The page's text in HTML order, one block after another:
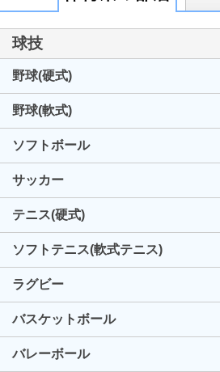
ブックマークした学校はありません
球技
野球(硬式)
野球(軟式)
ソフトボール
サッカー
テニス(硬式)
ソフトテニス(軟式テニス)
ラグビー
バスケットボール
バレーボール